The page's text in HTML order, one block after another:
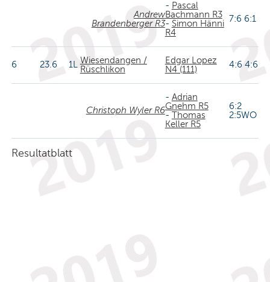
Andrew
Brandenberger R3
- Pascal
Bachmann R3
- Simon Hänni
R4
7:6 6:1
6 23.6 1LWiesendangen /
Rüschlikon
Edgar Lopez
N4 (111)
4:6 4:6
Christoph Wyler R6
- Adrian
Gnehm R5
- Thomas
Keller R5
6:2
2:5WO
Resultatblatt